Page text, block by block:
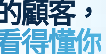
顧客，
得懂你